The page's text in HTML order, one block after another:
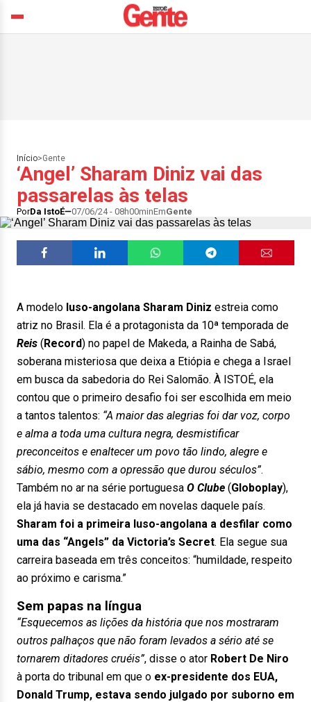
Início>Gente
‘Angel’ Sharam Diniz vai das
passarelas às telas
PorDa IstoÉ 07/06/24 - 08h00minEmGente
A modelo luso-angolana Sharam Diniz estreia como
atriz no Brasil. Ela é a protagonista da 10ª temporada de
Reis (Record) no papel de Makeda, a Rainha de Sabá,
soberana misteriosa que deixa a Etiópia e chega a Israel
em busca da sabedoria do Rei Salomão. À ISTOÉ, ela
contou que o primeiro desafio foi ser escolhida em meio
a tantos talentos: “A maior das alegrias foi dar voz, corpo
e alma a toda uma cultura negra, desmistificar
preconceitos e enaltecer um povo tão lindo, alegre e
sábio, mesmo com a opressão que durou séculos”.
Também no ar na série portuguesa O Clube (Globoplay),
ela já havia se destacado em novelas daquele país.
Sharam foi a primeira luso-angolana a desfilar como
uma das “Angels” da Victoria’s Secret. Ela segue sua
carreira baseada em três conceitos: “humildade, respeito
ao próximo e carisma.”
Sem papas na língua
“Esquecemos as lições da história que nos mostraram
outros palhaços que não foram levados a sério até se
tornarem ditadores cruéis”, disse o ator Robert De Niro
à porta do tribunal em que o ex-presidente dos EUA,
Donald Trump, estava sendo julgado por suborno em